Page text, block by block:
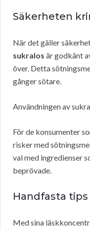
Säkerheten
När det gäller
sukralos är godkänt
över. Detta
gånger sötare.
Användningen av
För de konsumenter
risker med
val med ingredienser
beprövade.
Handfasta
Med sina